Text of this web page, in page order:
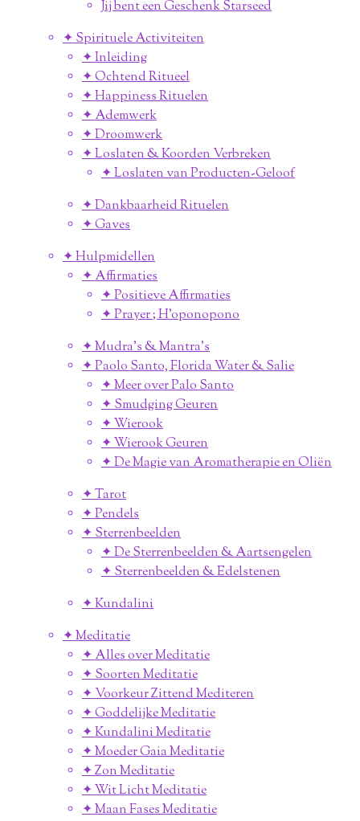
Jij bent een Geschenk Starseed
✦ Spirituele Activiteiten
✦ Inleiding
✦ Ochtend Ritueel
✦ Happiness Rituelen
✦ Ademwerk
✦ Droomwerk
✦ Loslaten & Koorden Verbreken
✦ Loslaten van Producten-Geloof
✦ Dankbaarheid Rituelen
✦ Gaves
✦ Hulpmidellen
✦ Affirmaties
✦ Positieve Affirmaties
✦ Prayer ; H'oponopono
✦ Mudra's & Mantra's
✦ Paolo Santo, Florida Water & Salie
✦ Meer over Palo Santo
✦ Smudging Geuren
✦ Wierook
✦ Wierook Geuren
✦ De Magie van Aromatherapie en Oliën
✦ Tarot
✦ Pendels
✦ Sterrenbeelden
✦ De Sterrenbeelden & Aartsengelen
✦ Sterrenbeelden & Edelstenen
✦ Kundalini
✦ Meditatie
✦ Alles over Meditatie
✦ Soorten Meditatie
✦ Voorkeur Zittend Mediteren
✦ Goddelijke Meditatie
✦ Kundalini Meditatie
✦ Moeder Gaia Meditatie
✦ Zon Meditatie
✦ Wit Licht Meditatie
✦ Maan Fases Meditatie